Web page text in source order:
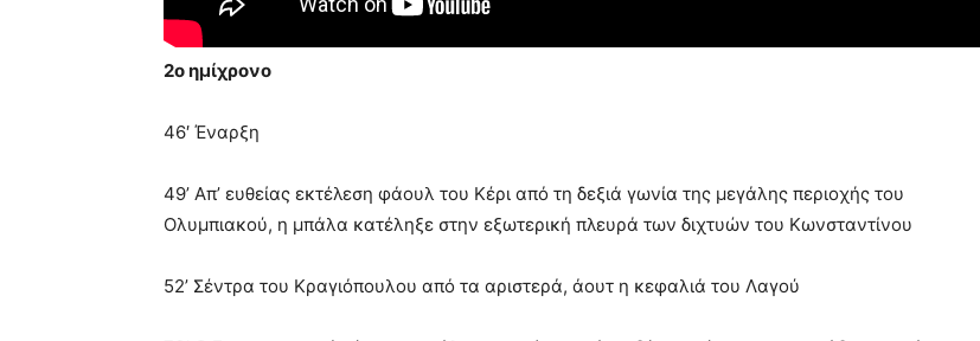
2ο ημίχρονο
46′ Έναρξη
49’ Απ’ ευθείας εκτέλεση φάουλ του Κέρι από τη δεξιά γωνία της μεγάλης περιοχής του
Ολυμπιακού, η μπάλα κατέληξε στην εξωτερική πλευρά των διχτυών του Κωνσταντίνου
52’ Σέντρα του Κραγιόπουλου από τα αριστερά, άουτ η κεφαλιά του Λαγού